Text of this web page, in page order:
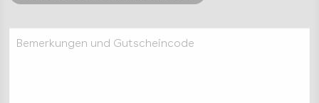
Bemerkungen und Gutscheincode